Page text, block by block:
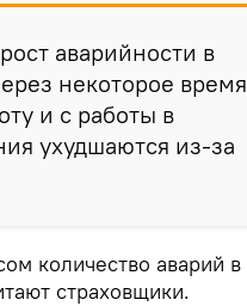
аварийности в
некоторое время
и с работы в
ухудшаются из-за
количество аварий в
страховщики.